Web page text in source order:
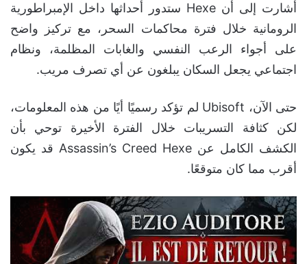
أشارت إلى أن Hexe ستدور أحداثها داخل الإمبراطورية
الرومانية خلال فترة محاكمات السحر، مع تركيز واضح
على أجواء الرعب النفسي والغابات المظلمة، ونظام
اجتماعي يجعل السكان يبلغون عن أي تصرف مريب.
حتى الآن، Ubisoft لم تؤكد رسميًا أيًا من هذه المعلومات،
لكن كثافة التسريبات خلال الفترة الأخيرة توحي بأن
الكشف الكامل عن Assassin’s Creed Hexe قد يكون
أقرب مما كان متوقعًا.